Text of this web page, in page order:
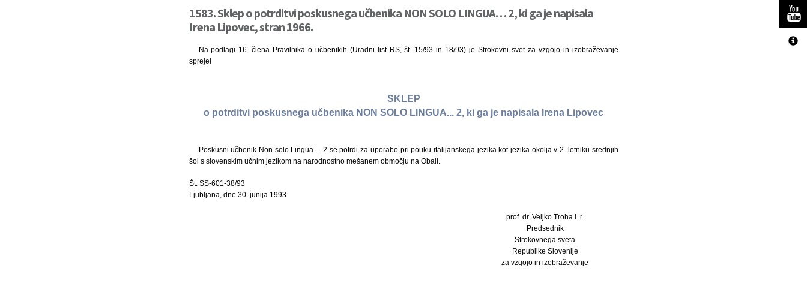
1583. Sklep o potrditvi poskusnega učbenika NON SOLO LINGUA… 2, ki ga je napisala
Irena Lipovec, stran 1966.
Na podlagi 16. člena Pravilnika o učbenikih (Uradni list RS, št. 15/93 in 18/93) je Strokovni svet za vzgojo in izobraževanje
sprejel
SKLEP
o potrditvi poskusnega učbenika NON SOLO LINGUA... 2, ki ga je napisala Irena Lipovec
Poskusni učbenik Non solo Lingua.... 2 se potrdi za uporabo pri pouku italijanskega jezika kot jezika okolja v 2. letniku srednjih
šol s slovenskim učnim jezikom na narodnostno mešanem območju na Obali.
Št. SS-601-38/93
Ljubljana, dne 30. junija 1993.
prof. dr. Veljko Troha l. r.
Predsednik
Strokovnega sveta
Republike Slovenije
za vzgojo in izobraževanje